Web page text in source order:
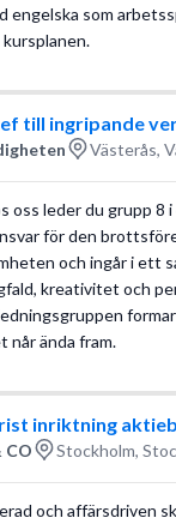
engelska som
till ingripande
Västerås,
oss leder du grupp 8
för den
och ingår i ett
kreativitet och
når ända fram.
inriktning
CO Stockholm,
och affärsdriven